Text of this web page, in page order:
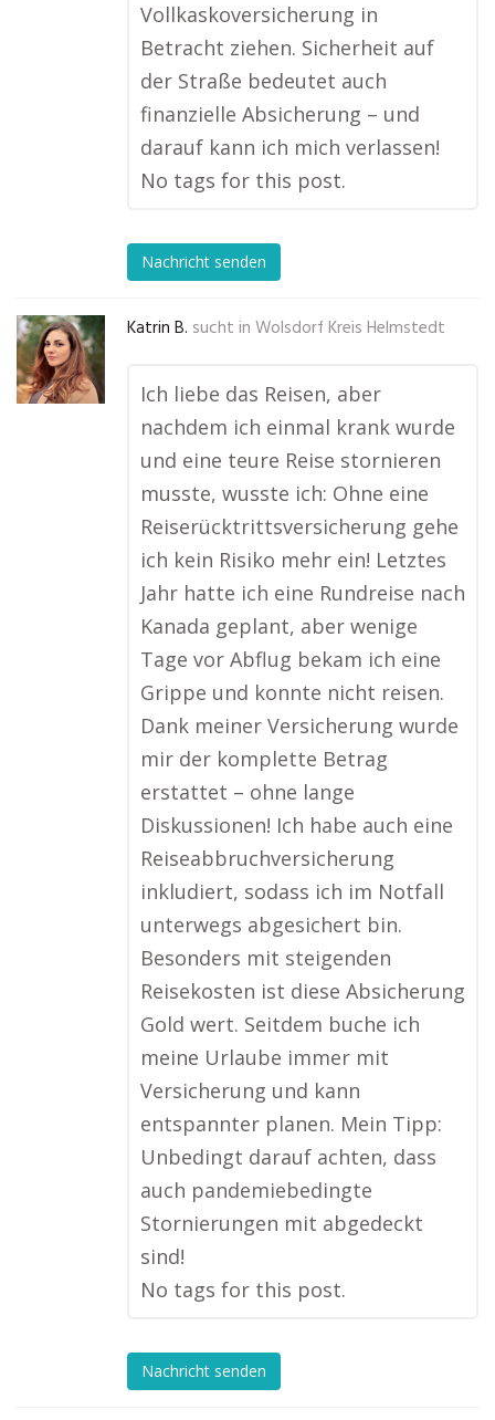
Vollkaskoversicherung in
Betracht ziehen. Sicherheit auf
der Straße bedeutet auch
finanzielle Absicherung – und
darauf kann ich mich verlassen!
No tags for this post.
Nachricht senden
Katrin B. sucht in Wolsdorf Kreis Helmstedt
Ich liebe das Reisen, aber
nachdem ich einmal krank wurde
und eine teure Reise stornieren
musste, wusste ich: Ohne eine
Reiserücktrittsversicherung gehe
ich kein Risiko mehr ein! Letztes
Jahr hatte ich eine Rundreise nach
Kanada geplant, aber wenige
Tage vor Abflug bekam ich eine
Grippe und konnte nicht reisen.
Dank meiner Versicherung wurde
mir der komplette Betrag
erstattet – ohne lange
Diskussionen! Ich habe auch eine
Reiseabbruchversicherung
inkludiert, sodass ich im Notfall
unterwegs abgesichert bin.
Besonders mit steigenden
Reisekosten ist diese Absicherung
Gold wert. Seitdem buche ich
meine Urlaube immer mit
Versicherung und kann
entspannter planen. Mein Tipp:
Unbedingt darauf achten, dass
auch pandemiebedingte
Stornierungen mit abgedeckt
sind!
No tags for this post.
Nachricht senden